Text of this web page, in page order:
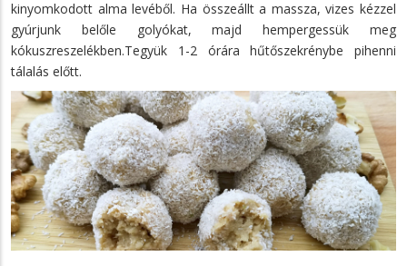
kinyomkodott alma levéből. Ha összeállt a massza, vizes kézzel
gyúrjunk belőle golyókat, majd hempergessük meg
kókuszreszelékben.Tegyük 1-2 órára hűtőszekrénybe pihenni
tálalás előtt.